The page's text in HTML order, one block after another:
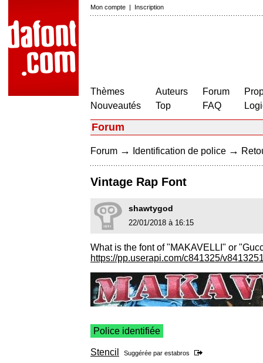
Mon compte | Inscription
Thèmes
Nouveautés
Auteurs
Top
Forum
FAQ
Forum
Forum → Identification de police →
Vintage Rap Font
shawtygod
22/01/2018 à 16:15
What is the font of "MAKAVELLI" or
https://pp.userapi.com/c841325/
Police identifiée
Stencil Suggérée par estabros